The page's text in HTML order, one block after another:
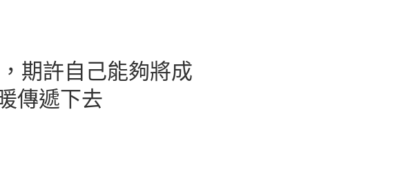
期許自己能夠將成
傳遞下去